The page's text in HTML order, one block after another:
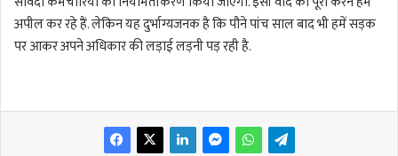
अपील कर रहे हैं. लेकिन यह दुर्भाग्यजनक है कि पौने पांच साल बाद भी हमें सड़क
पर आकर अपने अधिकार की लड़ाई लड़नी पड़ रही है.